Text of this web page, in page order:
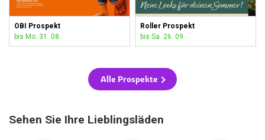
OBI Prospekt
bis Mo. 31. 08.
Roller Prospekt
bis Sa. 26. 09.
Alle Prospekte
Sehen Sie Ihre Lieblingsläden